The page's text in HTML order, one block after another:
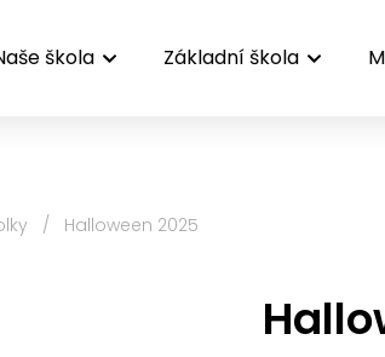
škola Základní škola
/ Halloween 2025